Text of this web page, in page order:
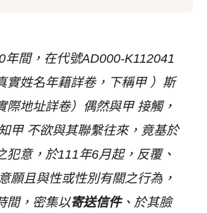
年間，在代號AD000-K112041
實姓名年籍詳卷，下稱甲 ）斯
際地址詳卷）偶然與甲 接觸，
甲 不欲與其聯繫往來，竟基於
犯意，於111年6月起，反覆、
願且與性或性別有關之行為，
間，密集以寄送信件、於其臉